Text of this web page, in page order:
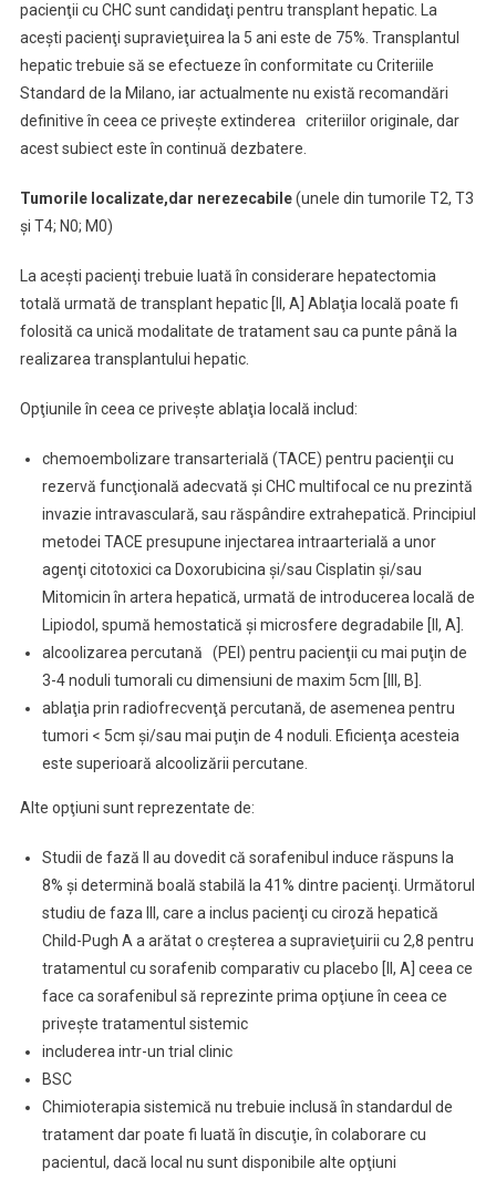
pacienţii cu CHC sunt candidaţi pentru transplant hepatic. La
aceşti pacienţi supravieţuirea la 5 ani este de 75%. Transplantul
hepatic trebuie să se efectueze în conformitate cu Criteriile
Standard de la Milano, iar actualmente nu există recomandări
definitive în ceea ce priveşte extinderea criteriilor originale, dar
acest subiect este în continuă dezbatere.
Tumorile localizate,dar nerezecabile(unele din tumorile T2, T3
şi T4; N0; M0)
La aceşti pacienţi trebuie luată în considerare hepatectomia
totală urmată de transplant hepatic [II, A] Ablaţia locală poate fi
folosită ca unică modalitate de tratament sau ca punte până la
realizarea transplantului hepatic.
Opţiunile în ceea ce priveşte ablaţia locală includ:
chemoembolizare transarterială (TACE) pentru pacienţii cu
rezervă funcţională adecvată şi CHC multifocal ce nu prezintă
invazie intravasculară, sau răspândire extrahepatică. Principiul
metodei TACE presupune injectarea intraarterială a unor
agenţi citotoxici ca Doxorubicina şi/sau Cisplatin şi/sau
Mitomicin în artera hepatică, urmată de introducerea locală de
Lipiodol, spumă hemostatică şi microsfere degradabile [II, A].
alcoolizarea percutană (PEI) pentru pacienţii cu mai puţin de
3-4 noduli tumorali cu dimensiuni de maxim 5cm [III, B].
ablaţia prin radiofrecvenţă percutană, de asemenea pentru
tumori < 5cm şi/sau mai puţin de 4 noduli. Eficienţa acesteia
este superioară alcoolizării percutane.
Alte opţiuni sunt reprezentate de:
Studii de fază II au dovedit că sorafenibul induce răspuns la
8% şi determină boală stabilă la 41% dintre pacienţi. Următorul
studiu de faza III, care a inclus pacienţi cu ciroză hepatică
Child-Pugh A a arătat o creşterea a supravieţuirii cu 2,8 pentru
tratamentul cu sorafenib comparativ cu placebo [II, A] ceea ce
face ca sorafenibul să reprezinte prima opţiune în ceea ce
priveşte tratamentul sistemic
includerea intr-un trial clinic
BSC
Chimioterapia sistemică nu trebuie inclusă în standardul de
tratament dar poate fi luată în discuţie, în colaborare cu
pacientul, dacă local nu sunt disponibile alte opţiuni